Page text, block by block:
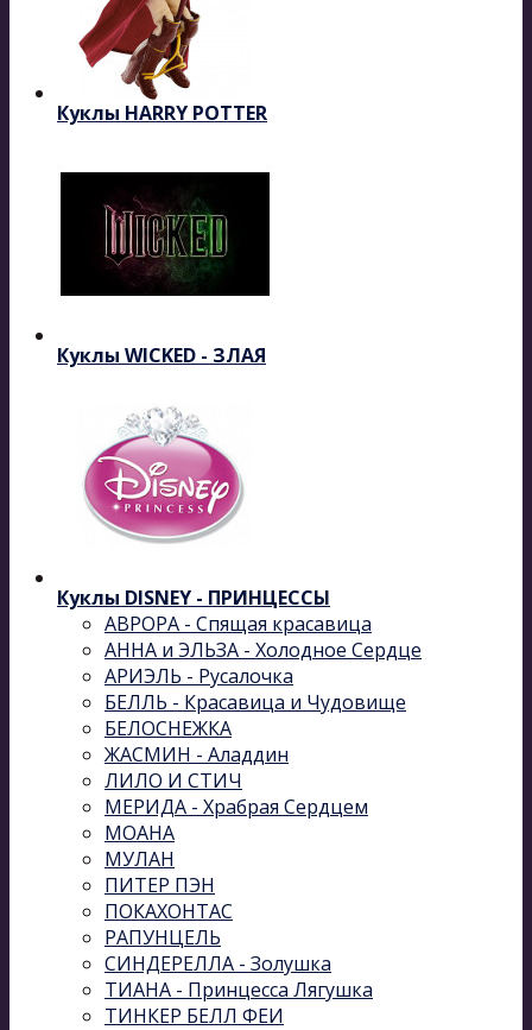
Куклы HARRY POTTER
Куклы WICKED - ЗЛАЯ
Куклы DISNEY - ПРИНЦЕССЫ
АВРОРА - Спящая красавица
АННА и ЭЛЬЗА - Холодное Сердце
АРИЭЛЬ - Русалочка
БЕЛЛЬ - Красавица и Чудовище
БЕЛОСНЕЖКА
ЖАСМИН - Аладдин
ЛИЛО И СТИЧ
МЕРИДА - Храбрая Сердцем
МОАНА
МУЛАН
ПИТЕР ПЭН
ПОКАХОНТАС
РАПУНЦЕЛЬ
СИНДЕРЕЛЛА - Золушка
ТИАНА - Принцесса Лягушка
ТИНКЕР БЕЛЛ ФЕИ